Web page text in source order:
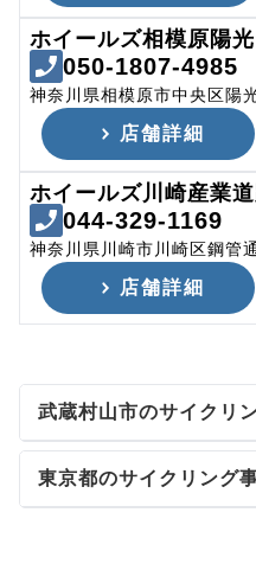
ホイールズ相模原陽
050-1807-4985
神奈川県相模原市中央区陽
店舗詳細
ホイールズ川崎産業
044-329-1169
神奈川県川崎市川崎区鋼管
店舗詳細
武蔵村山市のサイクリ
東京都のサイクリング